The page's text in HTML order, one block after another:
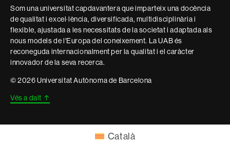
Som una universitat capdavantera que imparteix una docència
de qualitat i excel·lència, diversificada, multidisciplinària i
flexible, ajustada a les necessitats de la societat i adaptada als
nous models de l'Europa del coneixement. La UAB és
reconeguda internacionalment per la qualitat i el caràcter
innovador de la seva recerca.
© 2026 Universitat Autònoma de Barcelona
Vés a dalt ↑
Català